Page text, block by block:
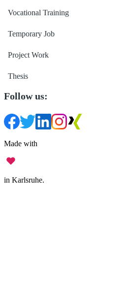
Vocational Training
Temporary Job
Project Work
Thesis
Follow us:
Made with
in Karlsruhe.